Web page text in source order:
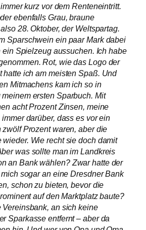
kurz vor dem Renteneintritt.
ebenfalls Grau, braune
28. Oktober, der Weltspartag.
Sparschwein ein paar Mark dabei
ein Spielzeug aussuchen. Ich habe
Rot, wie das Logo der
hatte ich am meisten Spaß. Und
Mitmachens kam ich so in
ersten Sparbuch. Mit
acht Prozent Zinsen, meine
darüber, dass es vor ein
Prozent waren, aber die
Wie recht sie doch damit
was sollte man im Landkreis
an Bank wählen? Zwar hatte der
sogar an eine Dresdner Bank
schon zu bieten, bevor die
auf den Marktplatz baute?
an sich keine
Sparkasse entfernt – aber da